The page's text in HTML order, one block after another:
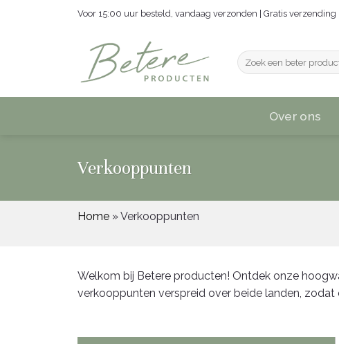
Voor 15:00 uur besteld, vandaag verzonden | Gratis
Zoeken
naar:
Over ons
Verkooppunten
Home »Verkooppunten
Welkom bij Betere producten! Ontdek onze
verkooppunten verspreid over beide landen,